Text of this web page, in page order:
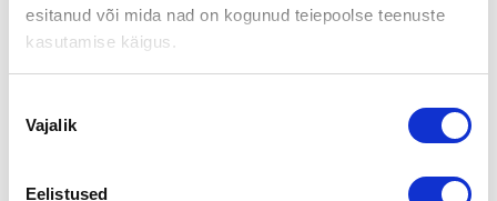
esitanud või mida nad on kogunud teiepoolse teenuste
kasutamise käigus.
valik
Vajalik
Eelistused
sekä useampi Jameralla työskentelevä työntekijä. Uuden
yrityksen perustamisen taustsalla on Jameralla noin vuosi
sitten aloitettu projekti.
kauppana jo 27 vuotta, ja se tunnetaan myös muilla
paikkakunnillta. Karppisen mukaan aluksi lähdetään liikkeelle